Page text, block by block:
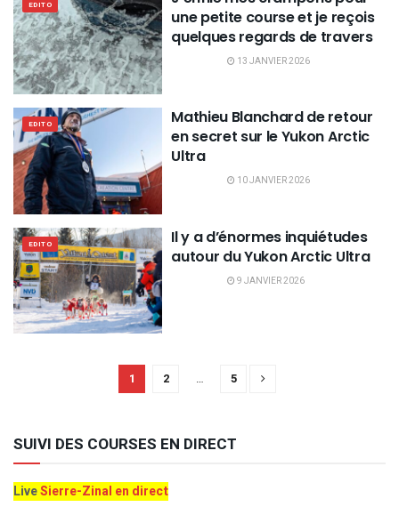
EDITO
une petite course et je reçois
quelques regards de travers
13 JANVIER 2026
EDITO
Mathieu Blanchard de retour
en secret sur le Yukon Arctic
Ultra
10 JANVIER 2026
EDITO
Il y a d’énormes inquiétudes
autour du Yukon Arctic Ultra
9 JANVIER 2026
1 2 … 5
SUIVI DES COURSES EN DIRECT
LiveSierre-Zinal en direct